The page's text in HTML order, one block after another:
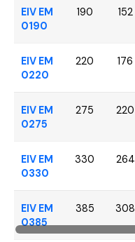
EIV EM
0190
190 152
EIV EM
0220
220 176
EIV EM
0275
275 220
EIV EM
0330
330 264
EIV EM
0385
385 308